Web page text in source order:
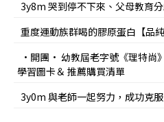
3y8m 哭到停不下來、父母教育
重度運動族群喝的膠原蛋白【品純
•開團• 幼教屆老字號《理特尚
學習圖卡＆ 推薦購買清單
3y0m 與老師一起努力，成功克